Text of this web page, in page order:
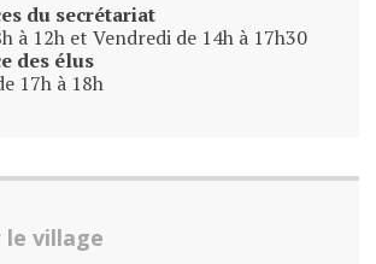
du secrétariat
à 12h et Vendredi de 14h à 17h30
des élus
17h à 18h
le village